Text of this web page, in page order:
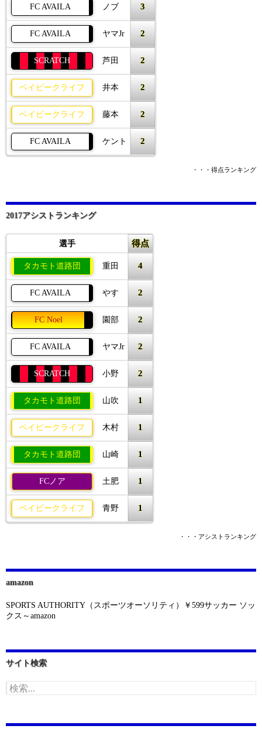
FC AVAILA ノブ 3
FC AVAILA ヤマJr 2
SCRATCH 芦田 2
ベイビークライフ 井本 2
ベイビークライフ 藤本 2
FC AVAILA ケント 2
・・・得点ランキング
2017アシストランキング
選手 得点
タカモト道路団 重田 4
FC AVAILA やす 2
FC Noel 園部 2
FC AVAILA ヤマJr 2
SCRATCH 小野 2
タカモト道路団 山吹 1
ベイビークライフ 木村 1
タカモト道路団 山崎 1
FCノア 土肥 1
ベイビークライフ 青野 1
・・・アシストランキング
amazon
SPORTS AUTHORITY（スポーツオーソリティ）￥599サッカー ソッ
クス～amazon
サイト検索
検
索: